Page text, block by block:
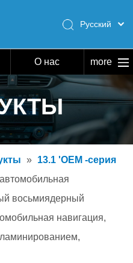
Pусский
Español
Português
О нас more
» 13.1 'OEM -серия
восьмиядерный
навигация,